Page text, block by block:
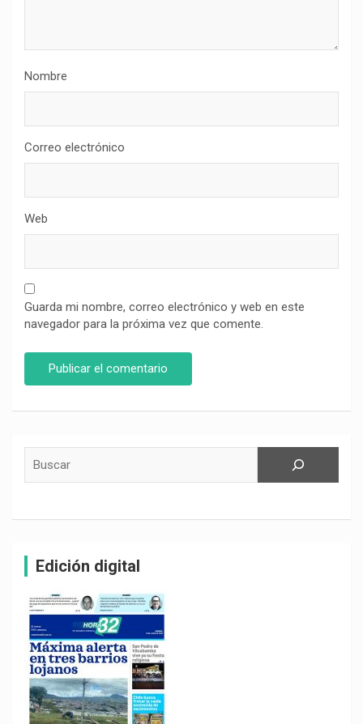
Nombre
Correo electrónico
Web
Guarda mi nombre, correo electrónico y web en este
navegador para la próxima vez que comente.
Edición digital